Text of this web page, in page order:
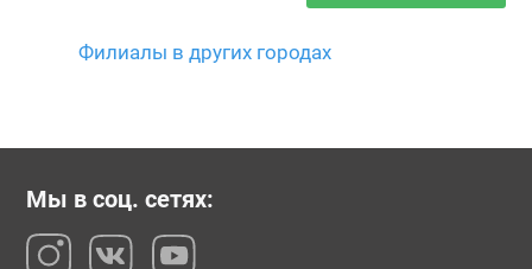
Филиалы в других городах
Мы в соц. сетях: